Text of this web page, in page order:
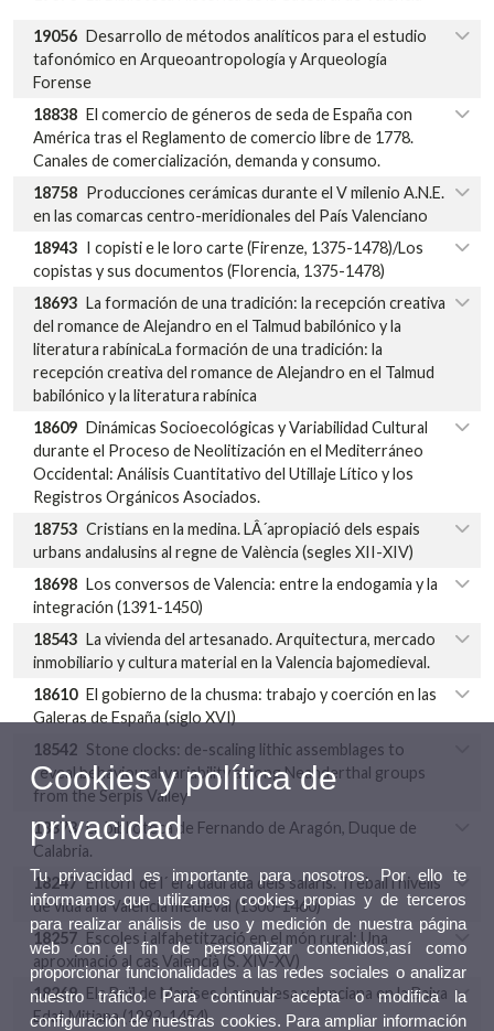
19056 Desarrollo de métodos analíticos para el estudio
tafonómico en Arqueoantropología y Arqueología
Forense
18838 El comercio de géneros de seda de España con
América tras el Reglamento de comercio libre de 1778.
Canales de comercialización, demanda y consumo.
18758 Producciones cerámicas durante el V milenio A.N.E.
en las comarcas centro-meridionales del País Valenciano
18943 I copisti e le loro carte (Firenze, 1375-1478)/Los
copistas y sus documentos (Florencia, 1375-1478)
18693 La formación de una tradición: la recepción creativa
del romance de Alejandro en el Talmud babilónico y la
literatura rabínicaLa formación de una tradición: la
recepción creativa del romance de Alejandro en el Talmud
babilónico y la literatura rabínica
18609 Dinámicas Socioecológicas y Variabilidad Cultural
durante el Proceso de Neolitización en el Mediterráneo
Occidental: Análisis Cuantitativo del Utillaje Lítico y los
Registros Orgánicos Asociados.
18753 Cristians en la medina. LÂ´apropiació dels espais
urbans andalusins al regne de València (segles XII-XIV)
18698 Los conversos de Valencia: entre la endogamia y la
integración (1391-1450)
18543 La vivienda del artesanado. Arquitectura, mercado
inmobiliario y cultura material en la Valencia bajomedieval.
18610 El gobierno de la chusma: trabajo y coerción en las
Galeras de España (siglo XVI)
18542 Stone clocks: de-scaling lithic assemblages to
reveal behavioural variability among Neanderthal groups
from the Serpis Valley
18373 La biblioteca de Fernando de Aragón, Duque de
Calabria.
18247 Entorn de l´ era daurada dels salaris. Treball i nivells
de vida a la València medieval (1300-1460)
18257 Escoles i alfabetització en el món rural: Una
aproximació al cas Valencià (S. XIV-XV)
18269 Els Boïl de Manises. La noblesa valenciana en la Baixa
Edat Mitjana (1292-1454)
Cookies y política de
privacidad
Tu privacidad es importante para nosotros. Por ello te
informamos que utilizamos cookies propias y de terceros
para realizar análisis de uso y medición de nuestra página
web con el fin de personalizar contenidos,así como
proporcionar funcionalidades a las redes sociales o analizar
nuestro tráfico. Para continuar acepta o modifica la
configuración de nuestras cookies. Para ampliar información